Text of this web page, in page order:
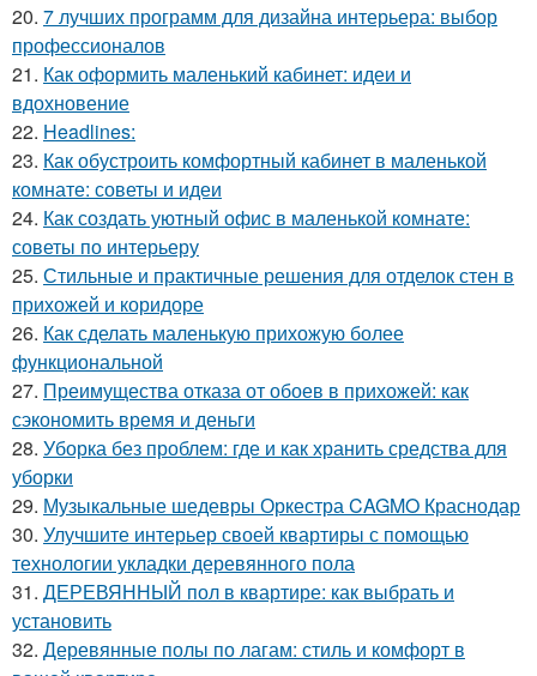
20. 7 лучших программ для дизайна интерьера: выбор
профессионалов
21. Как оформить маленький кабинет: идеи и
вдохновение
22. Headlines:
23. Как обустроить комфортный кабинет в маленькой
комнате: советы и идеи
24. Как создать уютный офис в маленькой комнате:
советы по интерьеру
25. Стильные и практичные решения для отделок стен в
прихожей и коридоре
26. Как сделать маленькую прихожую более
функциональной
27. Преимущества отказа от обоев в прихожей: как
сэкономить время и деньги
28. Уборка без проблем: где и как хранить средства для
уборки
29. Музыкальные шедевры Оркестра CAGMO Краснодар
30. Улучшите интерьер своей квартиры с помощью
технологии укладки деревянного пола
31. ДЕРЕВЯННЫЙ пол в квартире: как выбрать и
установить
32. Деревянные полы по лагам: стиль и комфорт в